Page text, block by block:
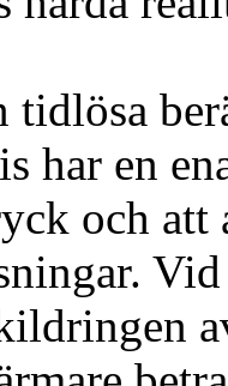
tidlösa
har en
och att